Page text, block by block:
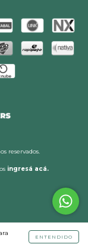
ENTENDIDO
reservados.
ingresá acá.